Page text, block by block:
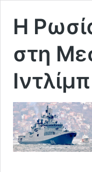
Η
στη
Ιντλίμπ